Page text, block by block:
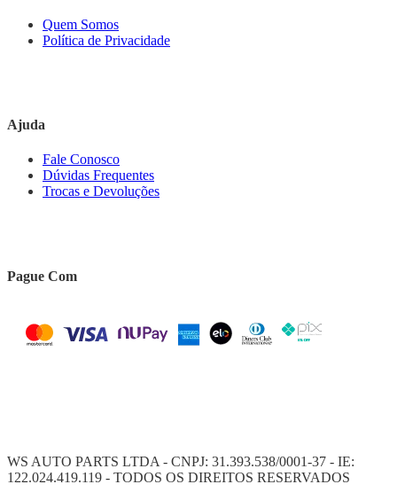
Quem Somos
Política de Privacidade
Ajuda
Fale Conosco
Dúvidas Frequentes
Trocas e Devoluções
Pague Com
WS AUTO PARTS LTDA - CNPJ: 31.393.538/0001-37 - IE:
122.024.419.119 - TODOS OS DIREITOS RESERVADOS